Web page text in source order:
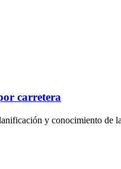
carretera
y conocimiento